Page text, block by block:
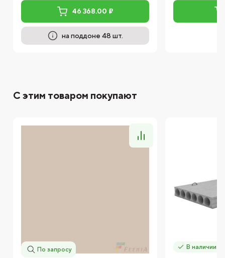
46 368.00 ₽
на поддоне 48 шт.
С этим товаром покупают
По запросу В наличии